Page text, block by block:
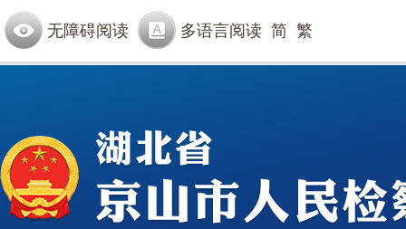
无障碍阅读 多语言阅读 简 繁